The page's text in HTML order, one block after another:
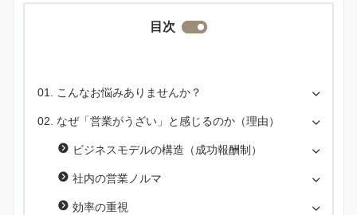
目次
こんなお悩みありませんか？
なぜ「営業がうざい」と感じるのか（理由）
ビジネスモデルの構造（成功報酬制）
社内の営業ノルマ
効率の重視